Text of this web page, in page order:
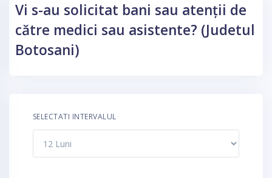
Vi s-au solicitat bani sau atenții de
către medici sau asistente? (Judetul
Botosani)
SELECTATI INTERVALUL